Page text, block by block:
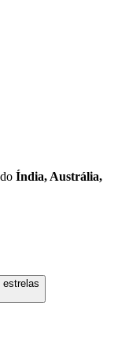
Índia, Austrália,
estrelas